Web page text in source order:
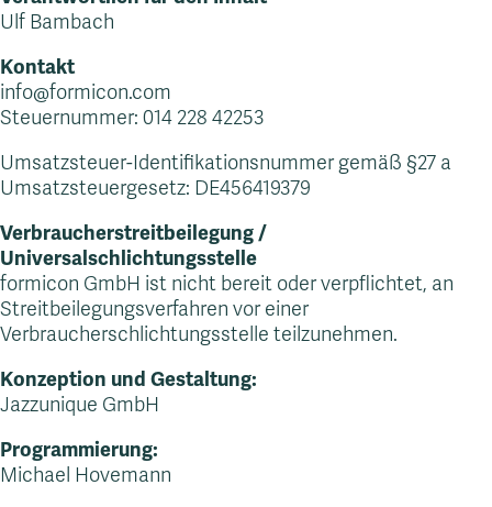
Ulf Bambach
Kontakt
info@formicon.com
Steuernummer: 014 228 42253
Umsatzsteuer-Identifikationsnummer gemäß §27 a
Umsatzsteuergesetz: DE456419379
Verbraucherstreitbeilegung /
Universalschlichtungsstelle
formicon GmbH ist nicht bereit oder verpflichtet, an
Streitbeilegungsverfahren vor einer
Verbraucherschlichtungsstelle teilzunehmen.
Konzeption und Gestaltung:
Jazzunique GmbH
Programmierung:
Michael Hovemann